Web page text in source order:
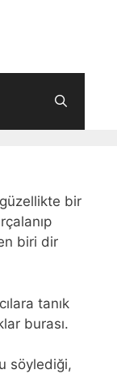
bir
biri dir
tanık
burası.
söylediği,